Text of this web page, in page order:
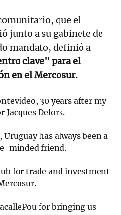
que el
junto a su gabinete de
mandato, definió a
clave" para el
en el Mercosur.
30 years after my
Jacques Delors.
has always been a
minded friend.
for trade and investment
for bringing us